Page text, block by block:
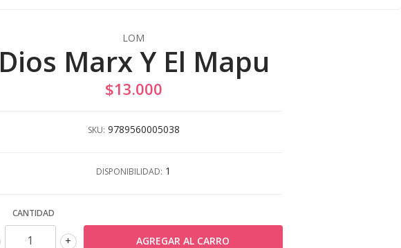
LOM
Dios Marx Y El Mapu
$13.000
SKU: 9789560005038
DISPONIBILIDAD: 1
CANTIDAD
+